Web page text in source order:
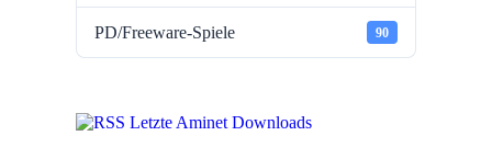
PD/Freeware-Spiele 90
Letzte Aminet Downloads